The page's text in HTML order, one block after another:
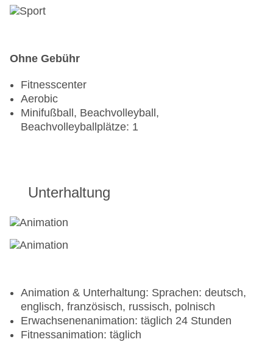
Ohne Gebühr
Fitnesscenter
Aerobic
Minifußball, Beachvolleyball,
Beachvolleyballplätze: 1
Unterhaltung
Animation & Unterhaltung: Sprachen: deutsch,
englisch, französisch, russisch, polnisch
Erwachsenenanimation: täglich 24 Stunden
Fitnessanimation: täglich